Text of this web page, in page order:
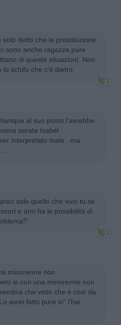
solo detto che la prostituzione
sono anche ragazze,pure
di queste situazioni. Non
lo schifo che c'è dietro
1
al suo posto l'avrebbe
serata Isabel
interpretato male...ma
solo quello che vuoi tu.se
e uno ha le possibilità di
1
minorenne non
io con una minorenne non
che visto che è così da
avrei fatto pure io" l'hai